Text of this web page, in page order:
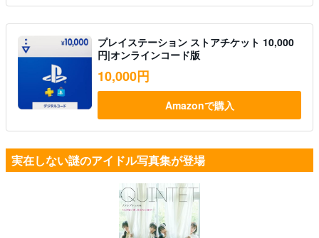
プレイステーション ストアチケット 10,000
円|オンラインコード版
10,000円
Amazonで購入
実在しない謎のアイドル写真集が登場